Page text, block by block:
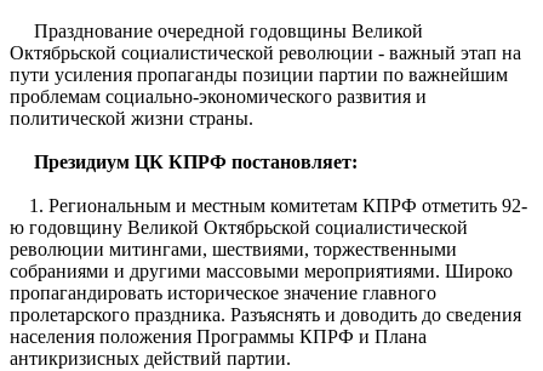
Празднование очередной годовщины Великой
Октябрьской социалистической революции - важный этап на
пути усиления пропаганды позиции партии по важнейшим
проблемам социально-экономического развития и
политической жизни страны.
Президиум ЦК КПРФ постановляет:
1. Региональным и местным комитетам КПРФ отметить 92-
ю годовщину Великой Октябрьской социалистической
революции митингами, шествиями, торжественными
собраниями и другими массовыми мероприятиями. Широко
пропагандировать историческое значение главного
пролетарского праздника. Разъяснять и доводить до сведения
населения положения Программы КПРФ и Плана
антикризисных действий партии.